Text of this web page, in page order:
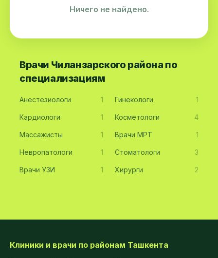
Ничего не найдено.
Врачи Чиланзарского района по
специализациям
Анестезиологи 1 Гинекологи 1
Кардиологи 1 Косметологи 4
Массажисты 1 Врачи МРТ 1
Невропатологи 1 Стоматологи 3
Врачи УЗИ 1 Хирурги 2
Клиники и врачи по районам Ташкента